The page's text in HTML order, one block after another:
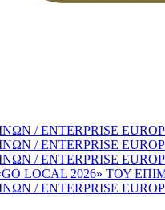
/ ENTERPRISE EUROPE
/ ENTERPRISE EUROPE
/ ENTERPRISE EUROPE
LOCAL 2026» ΤΟΥ
/ ENTERPRISE EUROPE